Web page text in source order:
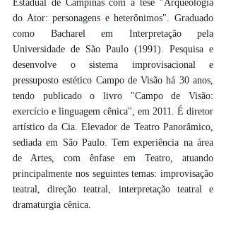
Estadual de Campinas com a tese "Arqueologia
do Ator: personagens e heterônimos". Graduado
como Bacharel em Interpretação pela
Universidade de São Paulo (1991). Pesquisa e
desenvolve o sistema improvisacional e
pressuposto estético Campo de Visão há 30 anos,
tendo publicado o livro "Campo de Visão:
exercício e linguagem cênica", em 2011. É diretor
artístico da Cia. Elevador de Teatro Panorâmico,
sediada em São Paulo. Tem experiência na área
de Artes, com ênfase em Teatro, atuando
principalmente nos seguintes temas: improvisação
teatral, direção teatral, interpretação teatral e
dramaturgia cênica.